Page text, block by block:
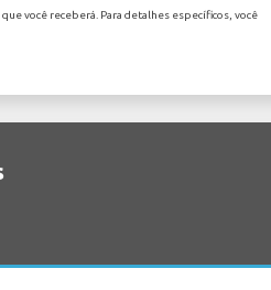
você receberá. Para detalhes específicos, você